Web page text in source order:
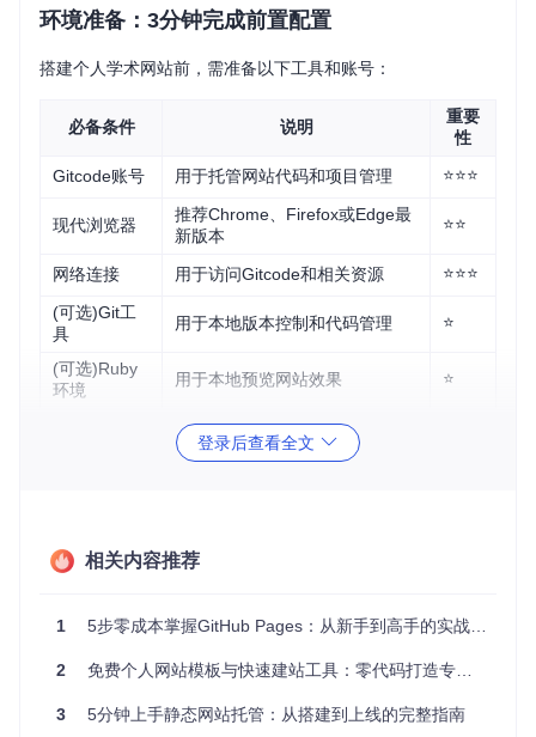
环境准备：3分钟完成前置配置
搭建个人学术网站前，需准备以下工具和账号：
必备条件 说明
重要
性
Gitcode账号
用于托管网站代码和项目管理 ⭐⭐⭐
现代浏览器
推荐Chrome、Firefox或Edge最
新版本
⭐⭐
网络连接 用于访问Gitcode和相关资源 ⭐⭐⭐
(可选)Git工
具
用于本地版本控制和代码管理 ⭐
(可选)Ruby
环境
用于本地预览网站效果 ⭐
：确认已注册Gitcode账号并验证邮箱，这是后续操
流程图：网站部署关键步骤
    B --> C[等待自动部署]
    D --> E{部署成功?}
登录后查看全文
相关内容推荐
1 5步零成本掌握GitHub Pages：从新手到高手的实战攻略
2 免费个人网站模板与快速建站工具：零代码打造专业个人品牌橱窗
3 5分钟上手静态网站托管：从搭建到上线的完整指南